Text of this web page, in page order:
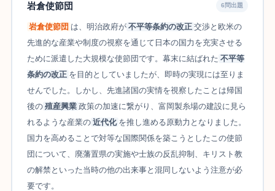
岩倉使節団 6問出題
岩倉使節団 は、明治政府が 不平等条約の改正 交渉と欧米の
先進的な産業や制度の視察を通じて日本の国力を充実させる
ために派遣した大規模な使節団です。幕末に結ばれた 不平等
条約の改正 を目的としていましたが、即時の実現には至りま
せんでした。しかし、先進諸国の実情を視察したことは帰国
後の 殖産興業 政策の加速に繋がり、富岡製糸場の建設に見ら
れるような産業の 近代化 を推し進める原動力となりました。
国力を高めることで対等な国際関係を築こうとしたこの使節
団について、廃藩置県の実施や士族の反乱抑制、キリスト教
の解禁といった当時の他の出来事と混同しないよう注意が必
要です。